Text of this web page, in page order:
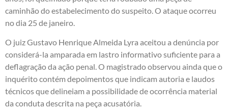
caminhão do estabelecimento do suspeito. O ataque ocorreu
no dia 25 de janeiro.
O juiz Gustavo Henrique Almeida Lyra aceitou a denúncia por
considerá-la amparada em lastro informativo suficiente para a
deflagração da ação penal. O magistrado observou ainda que o
inquérito contém depoimentos que indicam autoria e laudos
técnicos que delineiam a possibilidade de ocorrência material
da conduta descrita na peça acusatória.